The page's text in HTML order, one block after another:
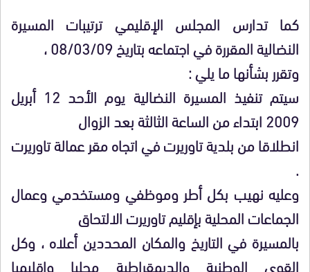
كما تدارس المجلس الإقليمي ترتيبات المسيرة
النضالية المقررة في اجتماعه بتاريخ 08/03/09 ،
وتقرر بشأنها ما يلي :
سيتم تنفيذ المسيرة النضالية يوم الأحد 12 أبريل
2009 ابتداء من الساعة الثالثة بعد الزوال
انطلاقا من بلدية تاوريرت في اتجاه مقر عمالة تاوريرت
.
وعليه نهيب بكل أطر وموظفي ومستخدمي وعمال
الجماعات المحلية بإقليم تاوريرت الالتحاق
بالمسيرة في التاريخ والمكان المحددين أعلاه ، وكل
القوى الوطنية والديمقراطية محليا وإقليميا